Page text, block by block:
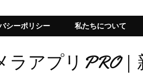
シーポリシー 私たちについて
ラアプリPRO